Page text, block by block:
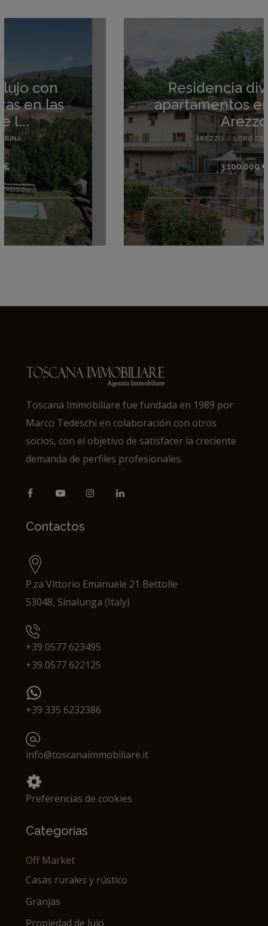
Residencia dividida en
apartamentos en venta en
Arezzo
LORO CIUFFENNA
3.100.000 €
Toscana Immobiliare fue fundada en 1989 por
Marco Tedeschi en colaboración con otros
socios, con el objetivo de satisfacer la creciente
demanda de perfiles profesionales.
Contactos
P.za Vittorio Emanuele 21 Bettolle
53048, Sinalunga (Italy)
+39 0577 623495
+39 0577 622125
+39 335 6232386
info@toscanaimmobiliare.it
Preferencias de cookies
Categorías
Off Market
Casas rurales y rústico
Granjas
Propiedad de lujo